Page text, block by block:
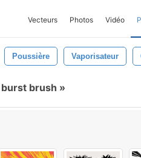
Vecteurs Photos Vidéo
Poussière Vaporisateur
burst brush